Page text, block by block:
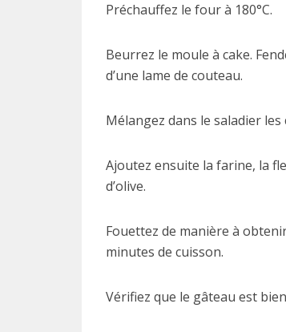
Préchauffez le four à 180°C.
Beurrez le moule à cake.
d’une lame de couteau.
Mélangez dans le saladier
Ajoutez ensuite la farine, la
d’olive.
Fouettez de manière à
minutes de cuisson.
Vérifiez que le gâteau est